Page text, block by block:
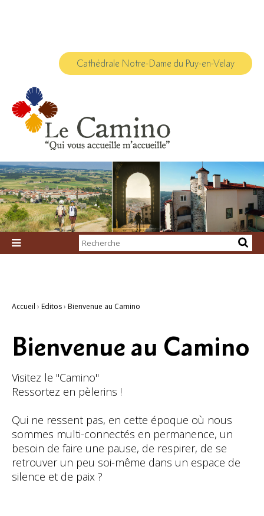
Cathédrale Notre-Dame du Puy-en-Velay

Chercher par
Recherche
Accueil › Editos› Bienvenue au Camino
Bienvenue au Camino
Visitez le "Camino"
Ressortez en pèlerins !
Qui ne ressent pas, en cette époque où nous
sommes multi-connectés en permanence, un
besoin de faire une pause, de respirer, de se
retrouver un peu soi-même dans un espace de
silence et de paix ?